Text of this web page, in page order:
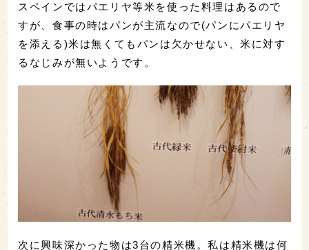
スペインではパエリヤ等米を使った料理はあるので
すが、食事の時はパンが主流なので(パンにパエリヤ
を添える)米は無くてもパンは欠かせない、米に対す
るなじみが無いようです。
次に興味深かった物は3台の精米機。私は精米機は何